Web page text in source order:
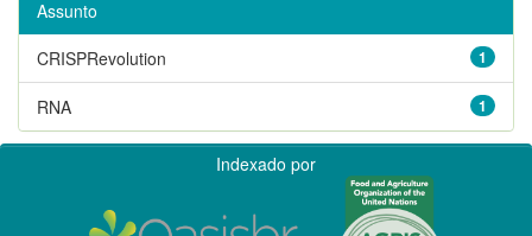
Assunto
1
CRISPRevolution
1
RNA
Indexado por